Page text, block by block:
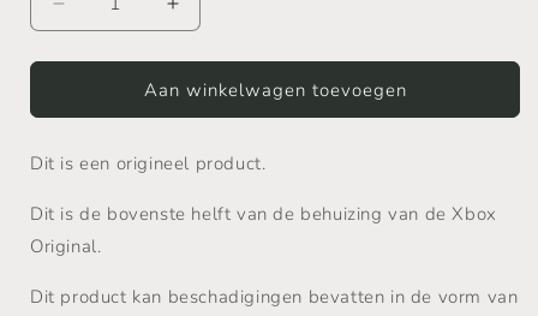
Aantal
verlagen
voor
Original
Case
Aantal
verhogen
voor
Xbox
Original
Case
Aan winkelwagen toevoegen
Dit is een origineel product.
Dit is de bovenste helft van de behuizing van de Xbox
Original.
Dit product kan beschadigingen bevatten in de vorm van